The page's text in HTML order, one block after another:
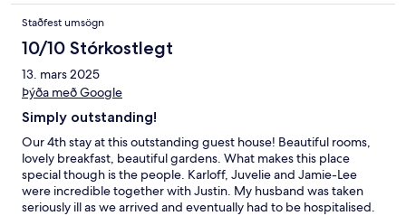
estates and wineries. Our only regret was not planning more
time to enjoy the amenities at Avondrood Guest House and the
small town of Franschhoek more. It is truly a gem and we would
not hesitate to stay there again.
Staðfest umsögn
10/10 Stórkostlegt
13. mars 2025
Þýða með Google
Simply outstanding!
Our 4th stay at this outstanding guest house! Beautiful rooms,
lovely breakfast, beautiful gardens. What makes this place
special though is the people. Karloff, Juvelie and Jamie-Lee
were incredible together with Justin. My husband was taken
seriously ill as we arrived and eventually had to be hospitalised.